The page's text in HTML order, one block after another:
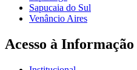
Sapucaia do Sul
Venâncio Aires
Acesso à Informação